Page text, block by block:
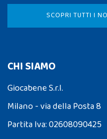
SCOPRI TUTTI I
CHI SIAMO
Giocabene S.r.l.
Milano - via della Posta 8
Partita Iva: 02608090425